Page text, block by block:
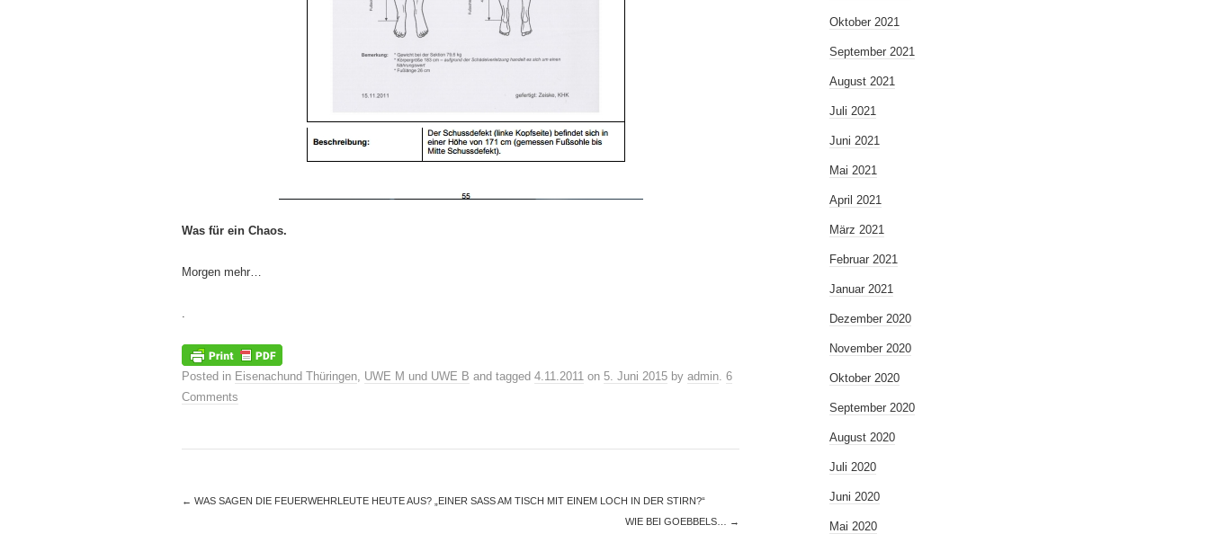
Was für ein Chaos.
Morgen mehr…
Posted in Eisenachund Thüringen, UWE M und UWE B and tagged 4.11.2011 on 5. Juni 2015 by admin. 6
Comments
← WAS SAGEN DIE FEUERWEHRLEUTE HEUTE AUS? „EINER SASS AM TISCH MIT EINEM LOCH IN DER STIRN?“
WIE BEI GOEBBELS…
→
Oktober 2021
September 2021
August 2021
Juli 2021
Juni 2021
Mai 2021
April 2021
März 2021
Februar 2021
Januar 2021
Dezember 2020
November 2020
Oktober 2020
September 2020
August 2020
Juli 2020
Juni 2020
Mai 2020